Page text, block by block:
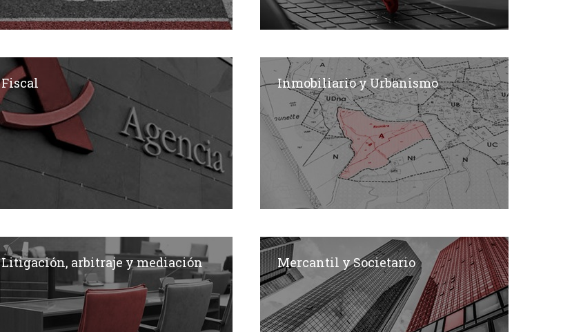
Fiscal Inmobiliario y Urbanismo
Litigación, arbitraje y mediación Mercantil y Societario